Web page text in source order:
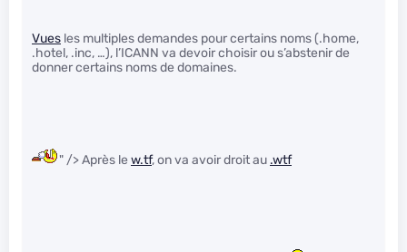
Vues les multiples demandes pour certains noms (.home,
.hotel, .inc, …), l’ICANN va devoir choisir ou s’abstenir de
donner certains noms de domaines.
" /> Après le w.tf, on va avoir droit au .wtf